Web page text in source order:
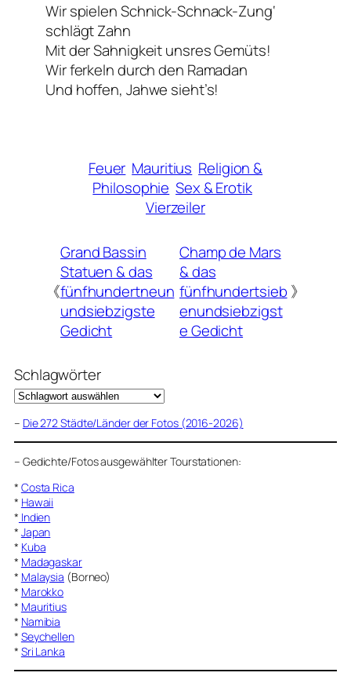
Wir spielen Schnick-Schnack-Zung‘
schlägt Zahn
Mit der Sahnigkeit unsres Gemüts!
Wir ferkeln durch den Ramadan
Und hoffen, Jahwe sieht’s!
Feuer Mauritius Religion &
Philosophie Sex & Erotik
Vierzeiler
《
Grand Bassin
Statuen & das
fünfhundertneun
undsiebzigste
Gedicht
Champ de Mars
& das
fünfhundertsieb
enundsiebzigst
e Gedicht
》
Schlagwörter
– Die 272 Städte/Länder der Fotos (2016-2026)
– Gedichte/Fotos ausgewählter Tourstationen:
* Costa Rica
* Hawaii
* Indien
* Japan
* Kuba
* Madagaskar
* Malaysia (Borneo)
* Marokko
* Mauritius
* Namibia
* Seychellen
* Sri Lanka